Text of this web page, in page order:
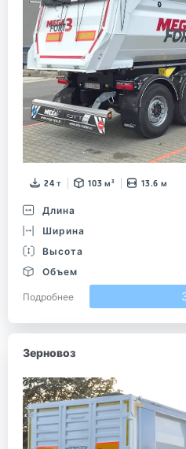
24 т 103 м³ 13.6 м
Длина
Ширина
Высота
Объем
Подробнее
Зерновоз